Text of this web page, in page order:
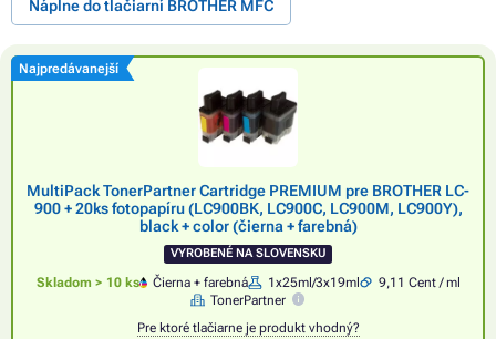
Náplne do tlačiarní BROTHER MFC
Najpredávanejší
MultiPack TonerPartner Cartridge PREMIUM pre BROTHER LC-
900 + 20ks fotopapíru (LC900BK, LC900C, LC900M, LC900Y),
black + color (čierna + farebná)
VYROBENÉ NA SLOVENSKU
Skladom > 10 ks Čierna + farebná 1x25ml/3x19ml
9,11 Cent / ml
TonerPartner
Pre ktoré tlačiarne je produkt vhodný?